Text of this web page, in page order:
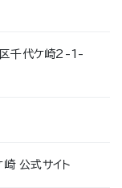
千代ケ崎2-1-
公式サイト